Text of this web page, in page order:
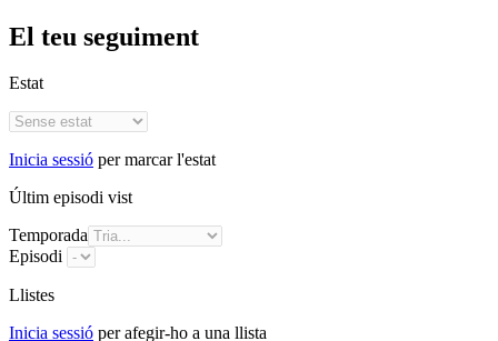
El teu seguiment
Estat
Inicia sessió per marcar l'estat
Últim episodi vist
Temporada
Episodi
Llistes
Inicia sessió per afegir-ho a una llista